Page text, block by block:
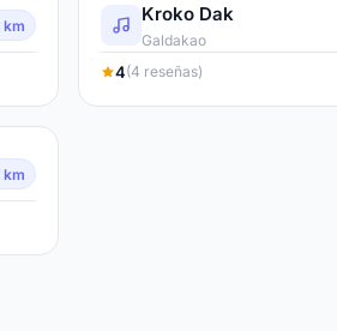
km
Kroko Dak
Galdakao
4(4 reseñas)
km